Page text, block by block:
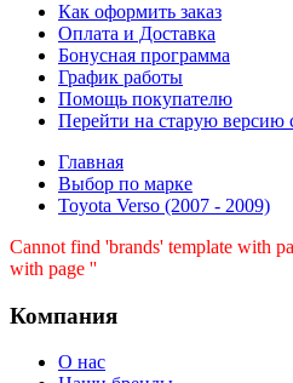
Как оформить заказ
Оплата и Доставка
Бонусная программа
График работы
Помощь покупателю
Перейти на старую версию
Главная
Выбор по марке
Toyota Verso (2007 - 2009)
Cannot find 'brands' template with
with page ''
Компания
О нас